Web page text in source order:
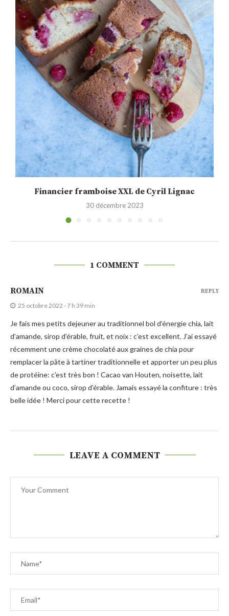
Financier framboise XXL de Cyril Lignac
30 décembre 2023
1 COMMENT
ROMAIN
25 octobre 2022 - 7 h 39 min
Je fais mes petits dejeuner au traditionnel bol d’énergie chia, lait
d’amande, sirop d’érable, fruit, et noix : c’est excellent. J’ai essayé
récemment une crème chocolaté aux graines de chia pour
remplacer la pâte à tartiner traditionnelle et apporter un peu plus
de protéine: c’est très bon ! Cacao van Houten, noisette, lait
d’amande ou coco, sirop d’érable. Jamais essayé la confiture : très
belle idée ! Merci pour cette recette !
REPLY
LEAVE A COMMENT